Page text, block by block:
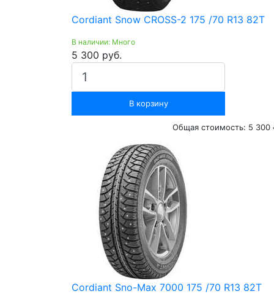
Cordiant Snow CROSS-2 175 /70 R13 82T
В наличии: Много
5 300 руб.
В корзину
Общая стоимость: 5 300
Cordiant Sno-Max 7000 175 /70 R13 82T